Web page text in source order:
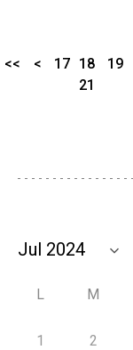
<< < 17 18 19
21
L M
1 2